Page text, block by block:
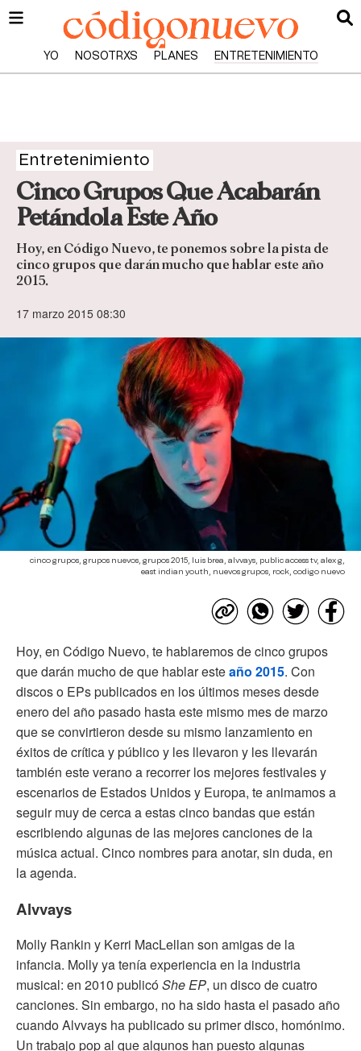
YO NOSOTRXS PLANES ENTRETENIMIENTO
Entretenimiento
Cinco Grupos Que Acabarán
Petándola Este Año
Hoy, en Código Nuevo, te ponemos sobre la pista de
cinco grupos que darán mucho que hablar este año
2015.
17 marzo 2015 08:30
cinco grupos, grupos nuevos, grupos 2015, luis brea, alvvays, public access tv, alex g,
east indian youth, nuevos grupos, rock, codigo nuevo
Hoy, en Código Nuevo, te hablaremos de cinco grupos
que darán mucho de que hablar esteaño 2015. Con
discos o EPs publicados en los últimos meses desde
enero del año pasado hasta este mismo mes de marzo
que se convirtieron desde su mismo lanzamiento en
éxitos de crítica y público y les llevaron y les llevarán
también este verano a recorrer los mejores festivales y
escenarios de Estados Unidos y Europa, te animamos a
seguir muy de cerca a estas cinco bandas que están
escribiendo algunas de las mejores canciones de la
música actual. Cinco nombres para anotar, sin duda, en
la agenda.
Alvvays
Molly Rankin y Kerri MacLellan son amigas de la
infancia. Molly ya tenía experiencia en la industria
musical: en 2010 publicóShe EP, un disco de cuatro
canciones. Sin embargo, no ha sido hasta el pasado año
cuando Alvvays ha publicado su primer disco, homónimo.
Un trabajo pop al que algunos han puesto algunas